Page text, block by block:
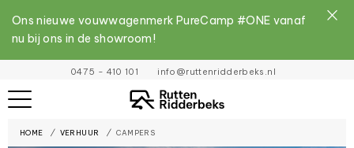
must
and
0475 - 410 101 info@ruttenridderbeks.nl
Ons nieuwe vouwwagenmerk PureCamp #ONE vanaf
nu bij ons in de showroom!
HOME VERHUUR CAMPERS